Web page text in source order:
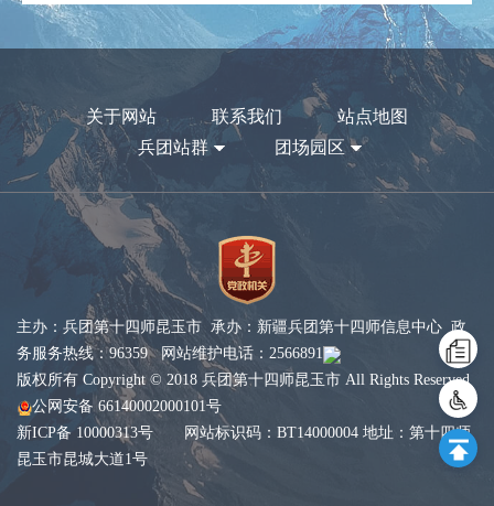
关于网站 联系我们
站点地图
兵团站群
团场园区
主办：兵团第十四师昆玉市 承办：新疆兵团第十四师信息中心 政
务服务热线：96359 网站维护电话：2566891
版权所有 Copyright © 2018 兵团第十四师昆玉市 All Rights Reserved
公网安备 66140002000101号
新ICP备 10000313号 网站标识码：BT14000004 地址：第十四师
昆玉市昆城大道1号